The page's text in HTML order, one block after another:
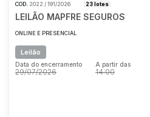
COD. 2022 / 191/2026 23 lotes
LEILÃO MAPFRE SEGUROS
ONLINE E PRESENCIAL
Leilão
Data do encerramento
29/07/2026
A partir das
14:00